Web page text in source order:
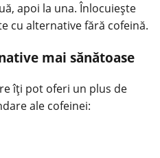
apoi la una. Înlocuiește
cu alternative fără cofeină.
mai sănătoase
îți pot oferi un plus de
ale cofeinei: